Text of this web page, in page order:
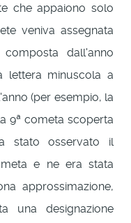
che appaiono solo
veniva assegnata
dall'anno
lettera minuscola a
(per esempio, la
9ª cometa scoperta
stato osservato il
e ne era stata
approssimazione,
una designazione